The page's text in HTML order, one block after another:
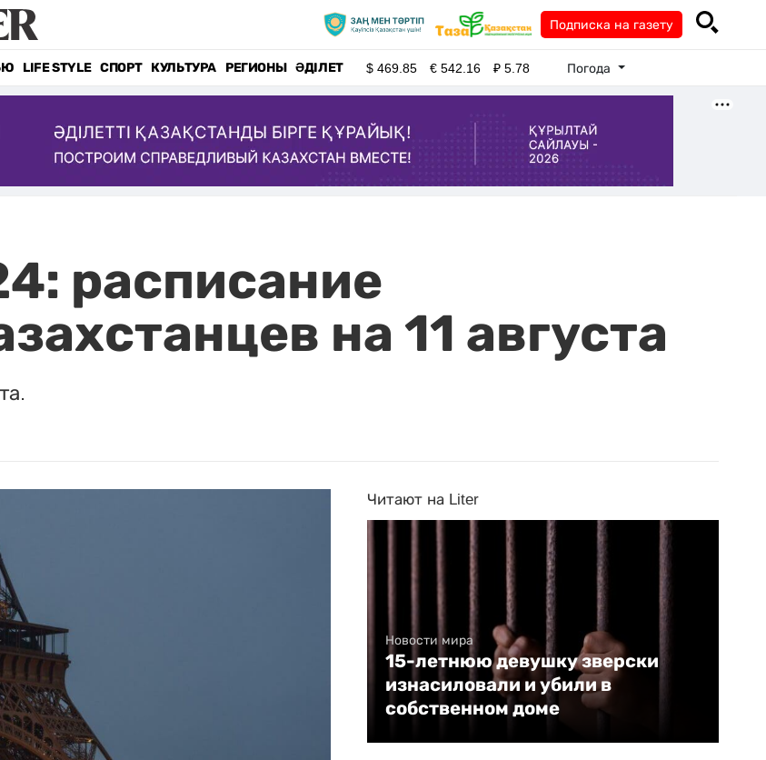
Подписка на газету
LIFE STYLE СПОРТ КУЛЬТУРА РЕГИОНЫ ӘДІЛЕТ $469.85 €542.16 ₽5.78 Погода
расписание
на 11 августа
Читают на Liter
Новости мира
15-летнюю девушку зверски
изнасиловали и убили в
собственном доме